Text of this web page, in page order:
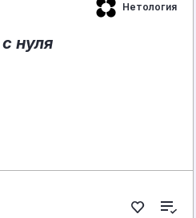
Нетология
нуля